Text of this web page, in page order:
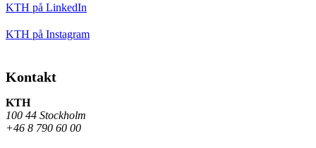
KTH på LinkedIn
KTH på Instagram
Kontakt
KTH
100 44 Stockholm
+46 8 790 60 00